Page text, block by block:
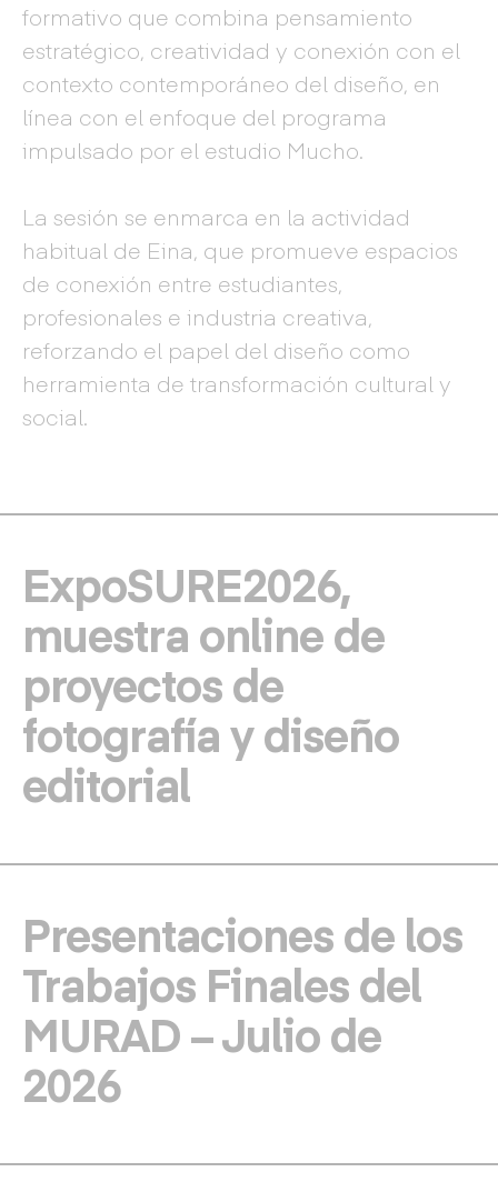
formativo que combina pensamiento
estratégico, creatividad y conexión con el
contexto contemporáneo del diseño, en
línea con el enfoque del programa
impulsado por el estudio Mucho.
La sesión se enmarca en la actividad
habitual de Eina, que promueve espacios
de conexión entre estudiantes,
profesionales e industria creativa,
reforzando el papel del diseño como
herramienta de transformación cultural y
social.
ExpoSURE2026,
muestra online de
proyectos de
fotografía y diseño
editorial
Presentaciones de los
Trabajos Finales del
MURAD – Julio de
2026